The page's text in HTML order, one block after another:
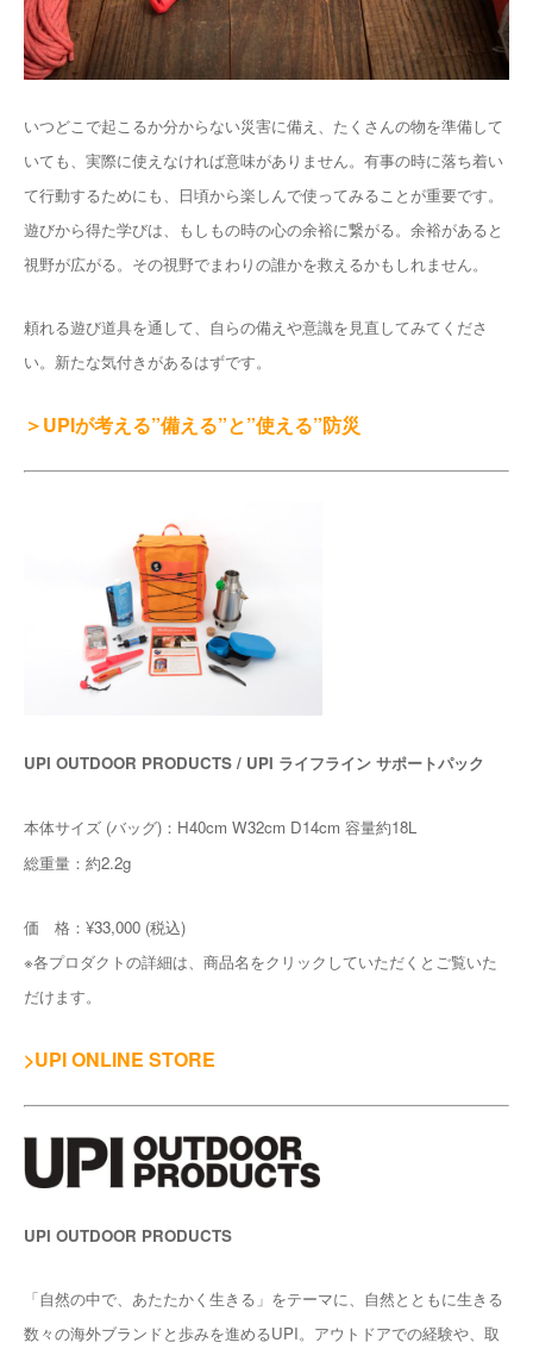
いつどこで起こるか分からない災害に備え、たくさんの物を準備して
いても、実際に使えなければ意味がありません。有事の時に落ち着い
て行動するためにも、日頃から楽しんで使ってみることが重要です。
遊びから得た学びは、もしもの時の心の余裕に繋がる。余裕があると
視野が広がる。その視野でまわりの誰かを救えるかもしれません。
頼れる遊び道具を通して、自らの備えや意識を見直してみてくださ
い。新たな気付きがあるはずです。
＞UPIが考える”備える”と”使える”防災
UPI OUTDOOR PRODUCTS / UPI ライフライン サポートパック
本体サイズ (バッグ)：H40cm W32cm D14cm 容量約18L
総重量：約2.2g
価 格：¥33,000 (税込)
※各プロダクトの詳細は、商品名をクリックしていただくとご覧いた
だけます。
>UPI ONLINE STORE
UPI OUTDOOR PRODUCTS
「自然の中で、あたたかく生きる」をテーマに、自然とともに生きる
数々の海外ブランドと歩みを進めるUPI。アウトドアでの経験や、取